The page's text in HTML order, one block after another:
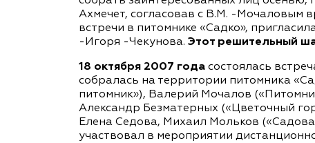
Ахмечет, согласовав с В.М. -Мочаловым
встречи в питомнике «Садко»,
-Игоря -Чекунова. Этот решительный
18 октября 2007 года состоялась
собралась на территории питомника
питомник»), Валерий Мочалов
Александр Безматерных («Цветочный
Елена Седова, Михаил Мольков
участвовал в мероприятии